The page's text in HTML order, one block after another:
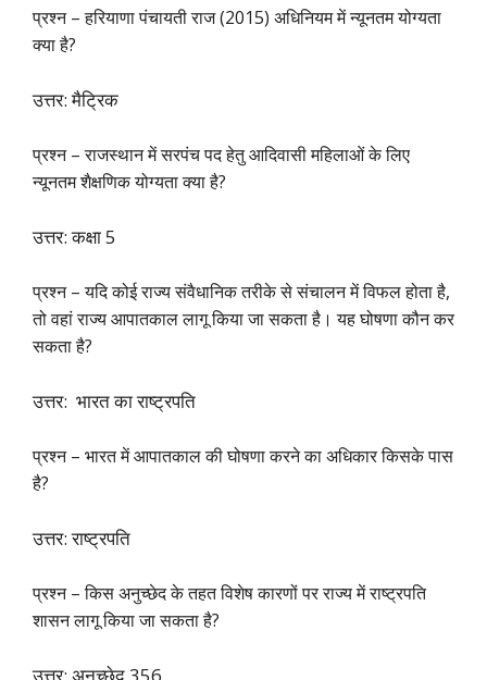
प्रश्न – हरियाणा पंचायती राज (2015) अधिनियम में न्यूनतम योग्यता
क्या है?
उत्तर: मैट्रिक
प्रश्न – राजस्थान में सरपंच पद हेतु आदिवासी महिलाओं के लिए
न्यूनतम शैक्षणिक योग्यता क्या है?
उत्तर: कक्षा 5
प्रश्न – यदि कोई राज्य संवैधानिक तरीके से संचालन में विफल होता है,
तो वहां राज्य आपातकाल लागू किया जा सकता है। यह घोषणा कौन कर
सकता है?
उत्तर: भारत का राष्ट्रपति
प्रश्न – भारत में आपातकाल की घोषणा करने का अधिकार किसके पास
है?
उत्तर: राष्ट्रपति
प्रश्न – किस अनुच्छेद के तहत विशेष कारणों पर राज्य में राष्ट्रपति
शासन लागू किया जा सकता है?
उत्तर: अनुच्छेद 356